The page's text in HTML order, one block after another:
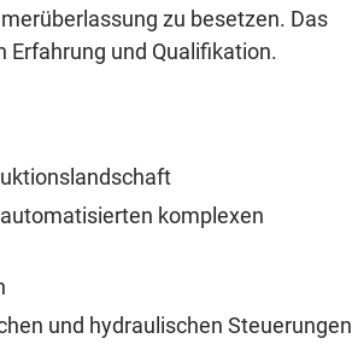
zu besetzen. Das
Erfahrung und Qualifikation.
komplexen
und hydraulischen Steuerungen